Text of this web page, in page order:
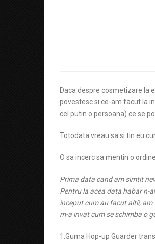
Daca despre cosmetizare la
povestesc si ce-am facut la
cel putin o persoana) ce se
Totodata vreau sa si tin eu
O sa incerc sa mentin o
Prima data cand am simtit
Pentru la acea data habar n-
inceput cum au facut altii,
m-a invat cum se schimba o
1.Guma Hop-up Guarder